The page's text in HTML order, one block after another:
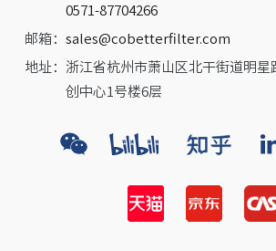
0571-87704266
邮箱： sales@cobetterfilter.com
地址： 浙江省杭州市萧山区北干街道明星
创中心1号楼6层